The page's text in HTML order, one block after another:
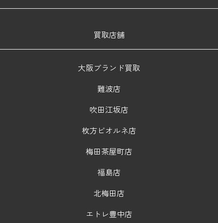
買取店舗
大阪ブランド買取
難波店
吹田江坂店
枚方ビオルネ店
梅田茶屋町店
福島店
北梅田店
エトレ豊中店